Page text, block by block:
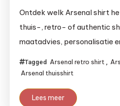
Ontdek welk Arsenal shirt
thuis-, retro- of authentic
maatadvies, personalisatie
Tagged Arsenal retro shirt
Arsenal thuisshirt
Lees meer